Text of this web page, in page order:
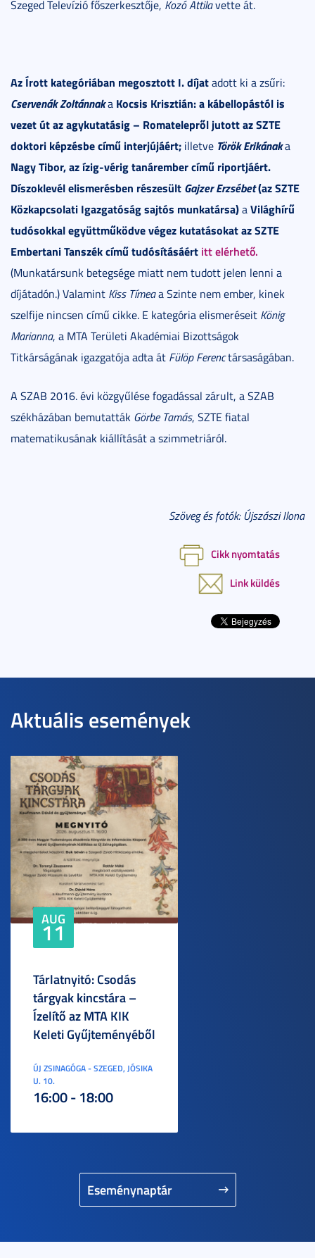
Szeged Televízió főszerkesztője, Kozó Attilavette át.
Az Írott kategóriában megosztott I. díjatadott ki a zsűri:
Cservenák Zoltánnaka Kocsis Krisztián: a kábellopástól is
vezet út az agykutatásig – Romatelepről jutott az SZTE
doktori képzésbe című interjújáért; illetve Török Erikánaka
Nagy Tibor, az ízig-vérig tanárember című riportjáért.
Díszoklevél elismerésben részesült Gajzer Erzsébet(az SZTE
Közkapcsolati Igazgatóság sajtós munkatársa)aVilághírű
tudósokkal együttműködve végez kutatásokat az SZTE
Embertani Tanszék című tudósításáért itt elérhető.
(Munkatársunk betegsége miatt nem tudott jelen lenni a
díjátadón.) Valamint Kiss Tímeaa Szinte nem ember, kinek
szelfije nincsen című cikke. E kategória elismeréseit König
Marianna, a MTA Területi Akadémiai Bizottságok
Titkárságának igazgatója adta át Fülöp Ferenctársaságában.
A SZAB 2016. évi közgyűlése fogadással zárult, a SZAB
székházában bemutatták Görbe Tamás, SZTE fiatal
matematikusának kiállítását a szimmetriáról.
Szöveg és fotók: Újszászi Ilona
Cikk nyomtatás
Link küldés
Aktuális események
Eseménynaptár
AUG
11
Tárlatnyitó: Csodás
tárgyak kincstára –
Ízelítő az MTA KIK
Keleti Gyűjteményéből
ÚJ ZSINAGÓGA - SZEGED, JÓSIKA
U. 10.
16:00 - 18:00